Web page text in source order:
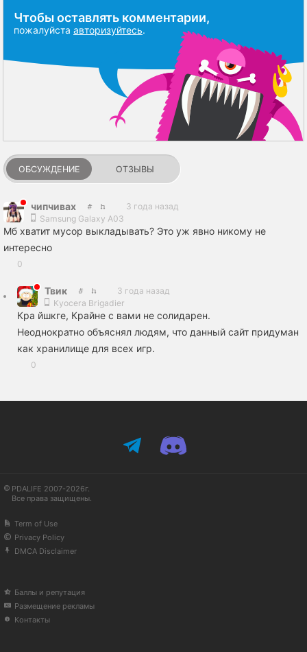
Чтобы оставлять комментарии,
пожалуйста авторизуйтесь.
ОБСУЖДЕНИЕ ОТЗЫВЫ
чипчивах
3 года назад
Samsung Galaxy A03
Мб хватит мусор выкладывать? Это уж явно никому не
интересно
0
Твик
3 года назад
Kyocera Brigadier
Кра йшкге, Крайне с вами не солидарен.
Неоднократно объяснял людям, что данный сайт придуман
как хранилище для всех игр.
0
PDALIFE 2007-2026г.
Все права защищены.
Term of Use
Privacy Policy
DMCA Disclaimer
Баллы и репутация
Размещение рекламы
Контакты